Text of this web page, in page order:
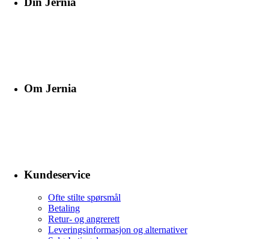
Om Jernia
Kundeservice
Ofte stilte spørsmål
Betaling
Retur- og angrerett
Leveringsinformasjon og alternativer